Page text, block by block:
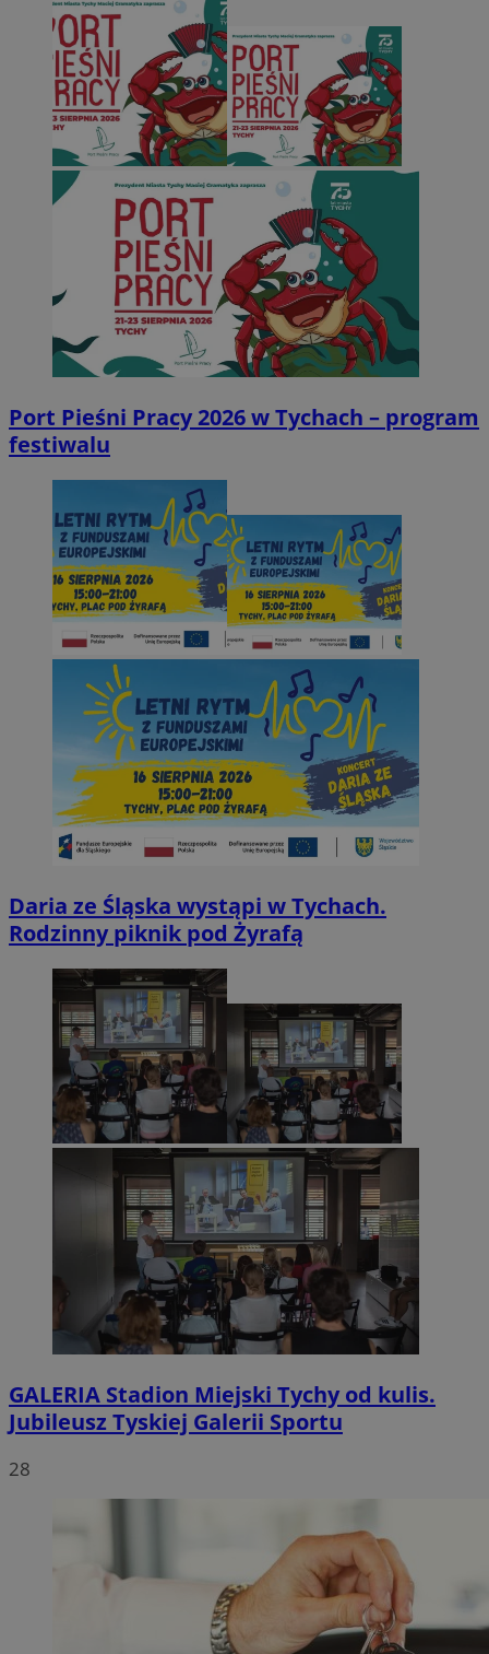
Port Pieśni Pracy 2026 w Tychach – program
festiwalu
Daria ze Śląska wystąpi w Tychach.
Rodzinny piknik pod Żyrafą
GALERIA Stadion Miejski Tychy od kulis.
Jubileusz Tyskiej Galerii Sportu
28